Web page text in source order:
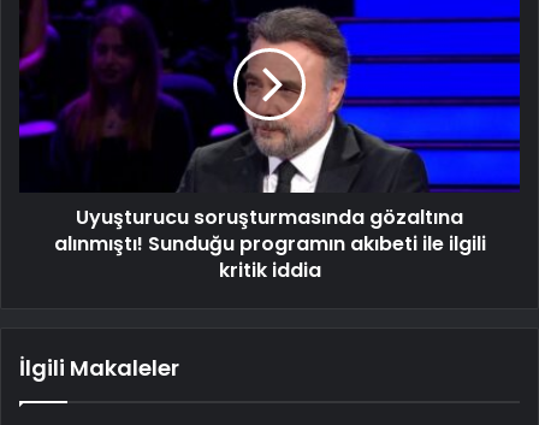
Uyuşturucu soruşturmasında gözaltına
alınmıştı! Sunduğu programın akıbeti ile ilgili
kritik iddia
İlgili Makaleler